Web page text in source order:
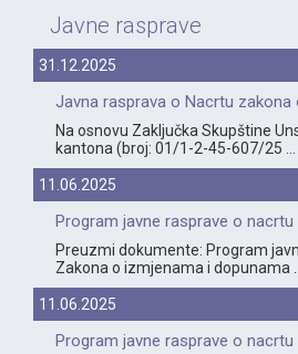
Javne rasprave
31.12.2025
Javna rasprava o Nacrtu zakona
Na osnovu Zaključka Skupštine
kantona (broj: 01/1-2-45-607/25 ...
11.06.2025
Program javne rasprave o nacrtu
Preuzmi dokumente: Program
Zakona o izmjenama i dopunama ...
11.06.2025
Program javne rasprave o nacrtu